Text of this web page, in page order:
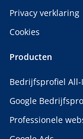
Privacy verklaring
Cookies
Producten
Bedrijfsprofiel All-
Google
Professionele